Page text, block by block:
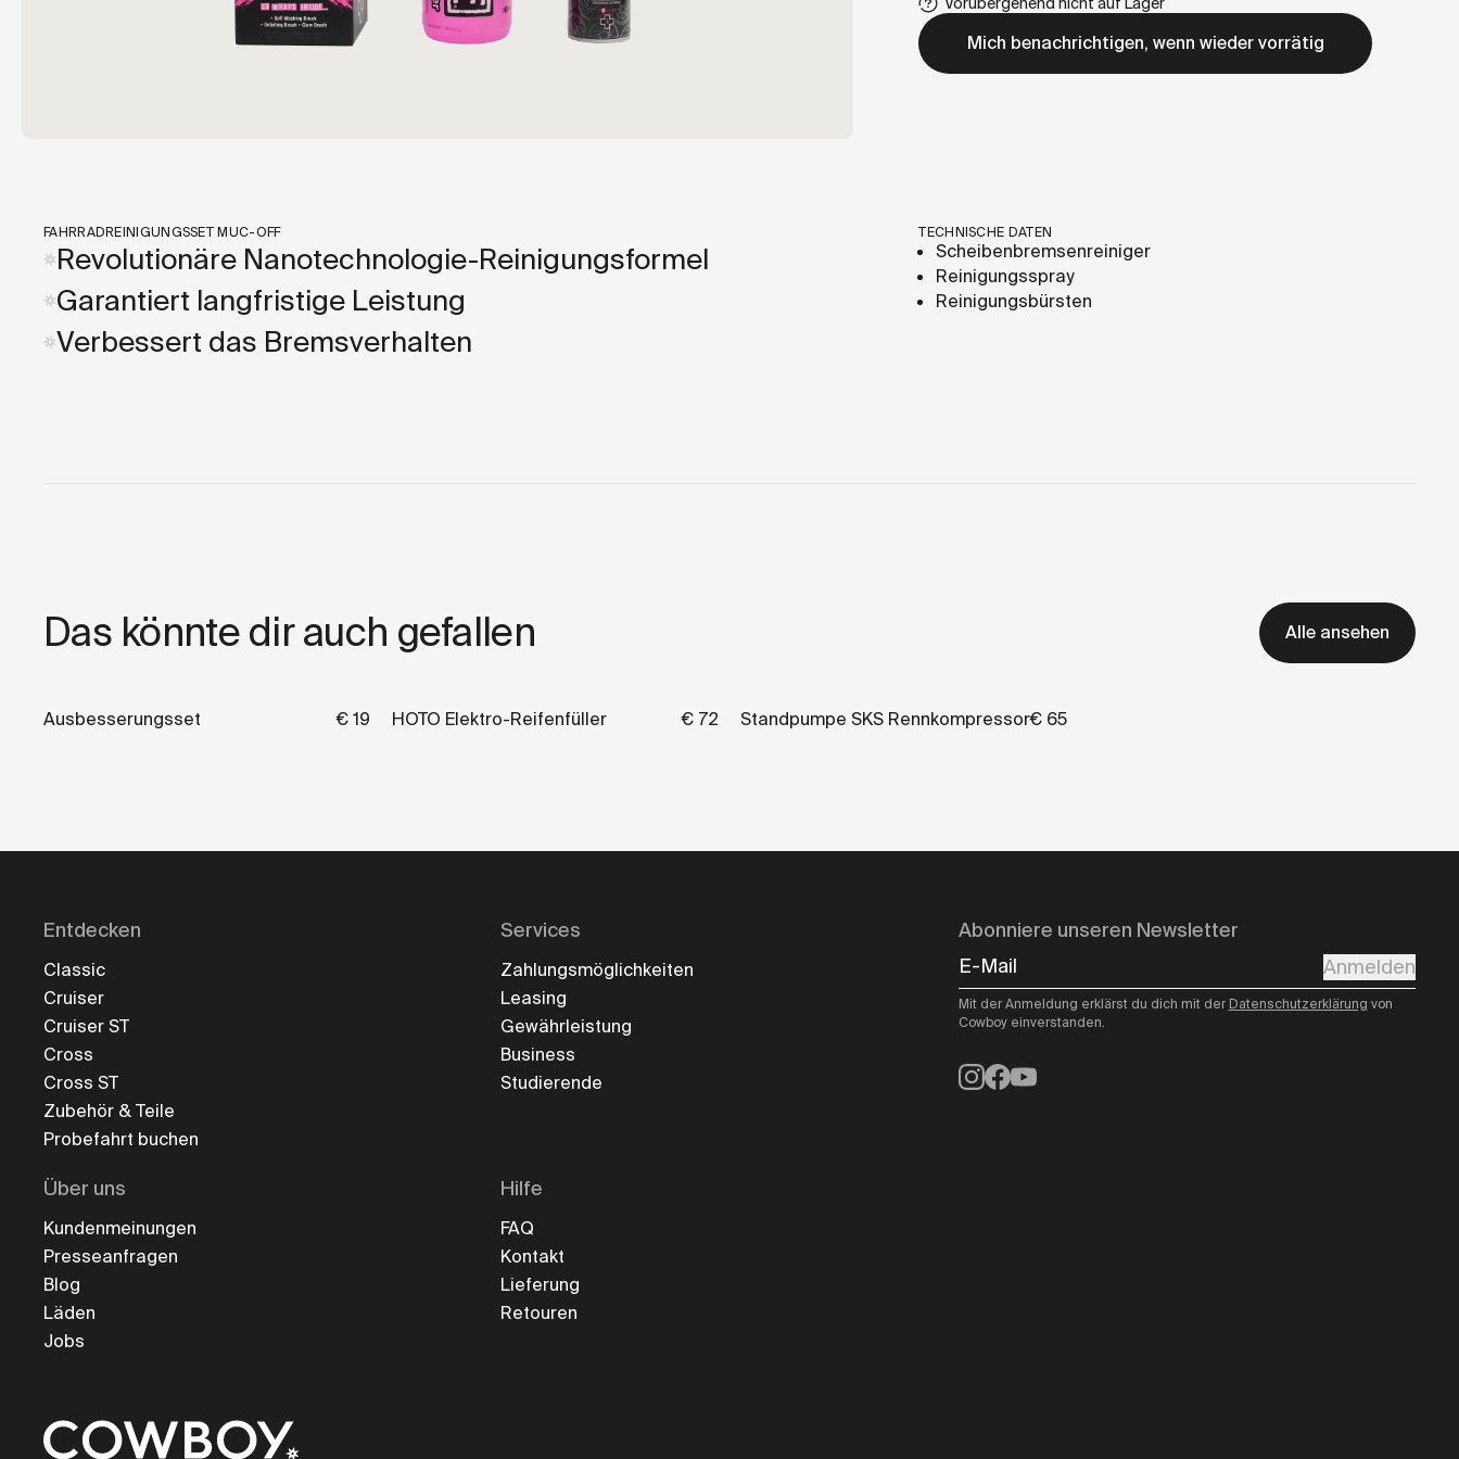
Mich benachrichtigen, wenn wieder vorrätig
FAHRRADREINIGUNGSSET MUC-OFF
Revolutionäre Nanotechnologie-Reinigungsformel
Garantiert langfristige Leistung
Verbessert das Bremsverhalten
TECHNISCHE DATEN
Scheibenbremsenreiniger
Reinigungsspray
Reinigungsbürsten
Das könnte dir auch gefallen Alle ansehen
Ausbesserungsset € 19 HOTO Elektro-Reifenfüller € 72 Standpumpe SKS Rennkompressor€ 65
Entdecken
Classic
Cruiser
Cruiser ST
Cross
Cross ST
Zubehör & Teile
Probefahrt buchen
Services
Zahlungsmöglichkeiten
Leasing
Gewährleistung
Business
Studierende
Über uns
Kundenmeinungen
Presseanfragen
Blog
Läden
Jobs
Hilfe
FAQ
Kontakt
Lieferung
Retouren
Abonniere unseren Newsletter
E-Mail
Anmelden
Mit der Anmeldung erklärst du dich mit der Datenschutzerklärung von
Cowboy einverstanden.
Instagram
Facebook
YouTube